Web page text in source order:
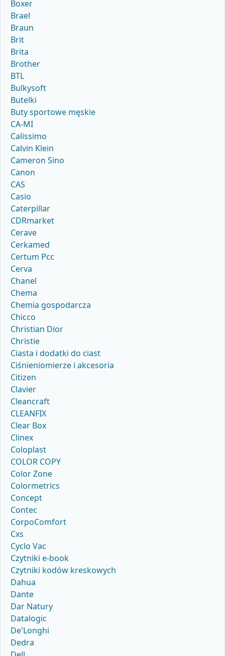
Boxer
Brael
Braun
Brit
Brita
Brother
BTL
Bulkysoft
Butelki
Buty sportowe męskie
CA-MI
Calissimo
Calvin Klein
Cameron Sino
Canon
CAS
Casio
Caterpillar
CDRmarket
Cerave
Cerkamed
Certum Pcc
Cerva
Chanel
Chema
Chemia gospodarcza
Chicco
Christian Dior
Christie
Ciasta i dodatki do ciast
Ciśnieniomierze i akcesoria
Citizen
Clavier
Cleancraft
CLEANFIX
Clear Box
Clinex
Coloplast
COLOR COPY
Color Zone
Colormetrics
Concept
Contec
CorpoComfort
Cxs
Cyclo Vac
Czytniki e-book
Czytniki kodów kreskowych
Dahua
Dante
Dar Natury
Datalogic
De'Longhi
Dedra